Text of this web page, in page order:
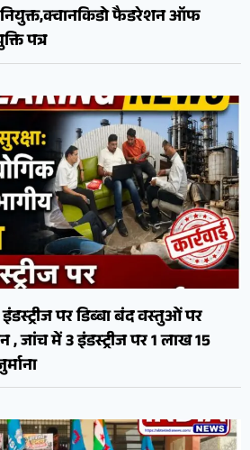
नियुक्त,क्वानकिडो फैडरेशन ऑफ
पत्र
पर डिब्बा बंद वस्तुओं पर
जांच में 3 इंडस्ट्रीज पर 1 लाख 15